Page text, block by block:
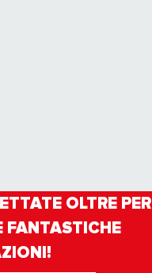
OLTRE PER
FANTASTICHE